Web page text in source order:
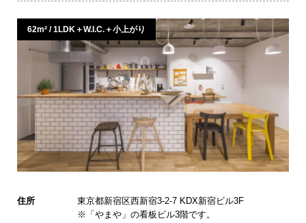
62m² / 1LDK＋W.I.C.＋小上がり
住所
東京都新宿区西新宿3-2-7 KDX新宿ビル3F
※「やまや」の看板ビル3階です。